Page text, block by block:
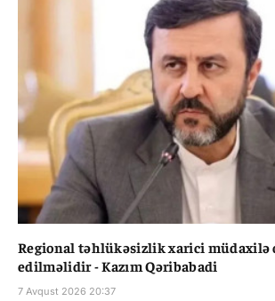
Regional təhlükəsizlik xarici müdaxilə
edilməlidir - Kazım Qəribabadi
7 Avqust 2026 20:37